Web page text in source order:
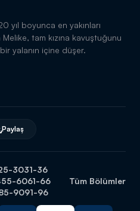
yıl boyunca en yakınları
Melike, tam kızına kavuştuğunu
yalanın içine düşer.
Paylaş
3031-36
55-6061-66
9091-96
Tüm Bölümler